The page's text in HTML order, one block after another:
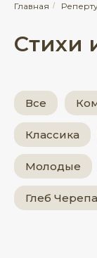
Главная /
Стихи
Все
Классика
Молодые
Глеб